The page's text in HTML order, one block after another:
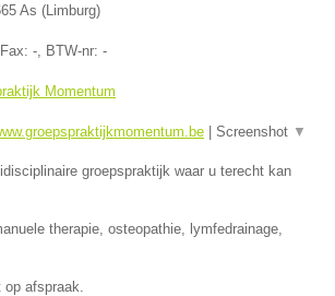
As ( Limburg)
, Fax: - , BTW-nr: -
Momentum
Screenshot ▼
groepspraktijk waar u terecht kan
therapie, osteopathie, lymfedrainage,
afspraak.